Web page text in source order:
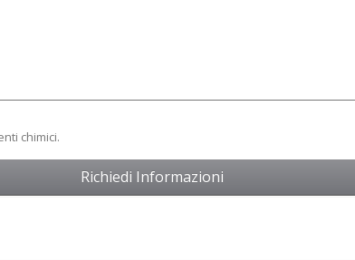
chimici.
Richiedi Informazioni